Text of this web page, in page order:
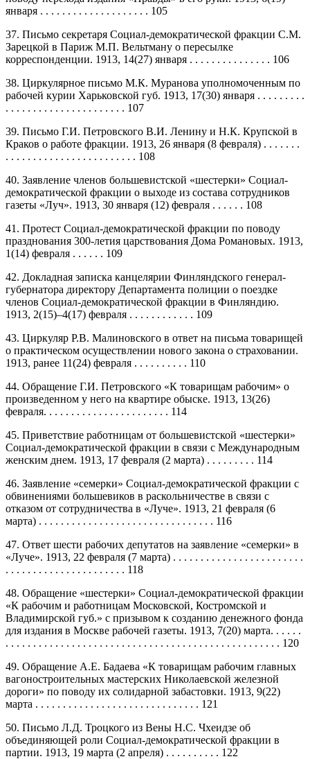
января . . . . . . . . . . . . . . . . . . . . 105
37. Письмо секретаря Социал-демократической фракции С.М.
Зарецкой в Париж М.П. Вельтману о пересылке
корреспонденции. 1913, 14(27) января . . . . . . . . . . . . . . . 106
38. Циркулярное письмо М.К. Муранова уполномоченным по
рабочей курии Харьковской губ. 1913, 17(30) января . . . . . . . . .
. . . . . . . . . . . . . . . . . . . . . . 107
39. Письмо Г.И. Петровского В.И. Ленину и Н.К. Крупской в
Краков о работе фракции. 1913, 26 января (8 февраля) . . . . . . .
. . . . . . . . . . . . . . . . . . . . . . . . 108
40. Заявление членов большевистской «шестерки» Социал-
демократической фракции о выходе из состава сотрудников
газеты «Луч». 1913, 30 января (12) февраля . . . . . . 108
41. Протест Социал-демократической фракции по поводу
празднования 300-летия царствования Дома Романовых. 1913,
1(14) февраля . . . . . . 109
42. Докладная записка канцелярии Финляндского генерал-
губернатора директору Департамента полиции о поездке
членов Социал-демократической фракции в Финляндию.
1913, 2(15)–4(17) февраля . . . . . . . . . . . . 109
43. Циркуляр Р.В. Малиновского в ответ на письма товарищей
о практическом осуществлении нового закона о страховании.
1913, ранее 11(24) февраля . . . . . . . . . . 110
44. Обращение Г.И. Петровского «К товарищам рабочим» о
произведенном у него на квартире обыске. 1913, 13(26)
февраля. . . . . . . . . . . . . . . . . . . . . . . 114
45. Приветствие работницам от большевистской «шестерки»
Социал-демократической фракции в связи с Международным
женским днем. 1913, 17 февраля (2 марта) . . . . . . . . . 114
46. Заявление «семерки» Социал-демократической фракции с
обвинениями большевиков в раскольничестве в связи с
отказом от сотрудничества в «Луче». 1913, 21 февраля (6
марта) . . . . . . . . . . . . . . . . . . . . . . . . . . . . . . . . 116
47. Ответ шести рабочих депутатов на заявление «семерки» в
«Луче». 1913, 22 февраля (7 марта) . . . . . . . . . . . . . . . . . . . . . . . .
. . . . . . . . . . . . . . . . . . . . . . 118
48. Обращение «шестерки» Социал-демократической фракции
«К рабочим и работницам Московской, Костромской и
Владимирской губ.» с призывом к созданию денежного фонда
для издания в Москве рабочей газеты. 1913, 7(20) марта. . . . . .
. . . . . . . . . . . . . . . . . . . . . . . . . . . . . . . . . . . . . . . . . . . . . . . . . . 120
49. Обращение А.Е. Бадаева «К товарищам рабочим главных
вагоностроительных мастерских Николаевской железной
дороги» по поводу их солидарной забастовки. 1913, 9(22)
марта . . . . . . . . . . . . . . . . . . . . . . . . . . . . . . 121
50. Письмо Л.Д. Троцкого из Вены Н.С. Чхеидзе об
объединяющей роли Социал-демократической фракции в
партии. 1913, 19 марта (2 апреля) . . . . . . . . . . 122